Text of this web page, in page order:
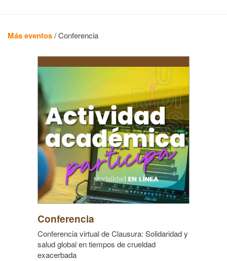
Más eventos/Conferencia
Conferencia
Conferencia virtual de Clausura: Solidaridad y
salud global en tiempos de crueldad
exacerbada